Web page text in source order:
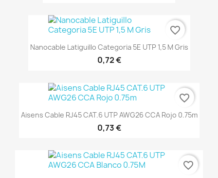
Nanocable Latiguillo Categoria 5E UTP 1,5 M Gris
0,72 €
favorite_border
Aisens Cable RJ45 CAT.6 UTP AWG26 CCA Rojo 0.75m
0,73 €
favorite_border
favorite_border